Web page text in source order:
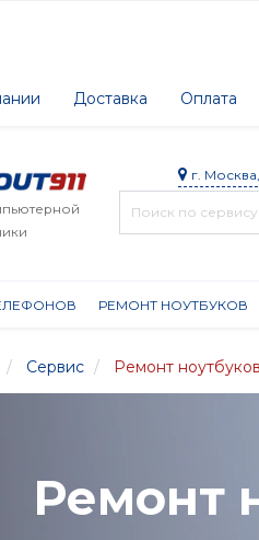
Доставка Оплата
г.
РЕМОНТ НОУТБУКОВ
Сервис Ремонт ноутбуков
Ремонт